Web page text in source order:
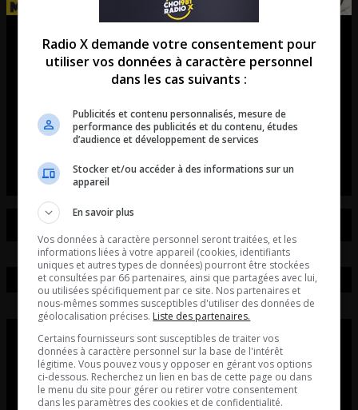
Rodéo MSA | Le FAMEUX
terrassement du bouvillon et bien
La chronique tatoué rodéo avec Danny Boucher et
Radio X demande votre consentement pour
utiliser vos données à caractère personnel
dans les cas suivants :
Publicités et contenu personnalisés, mesure de
performance des publicités et du contenu, études
d’audience et développement de services
Stocker et/ou accéder à des informations sur un
appareil
En savoir plus
Vos données à caractère personnel seront traitées, et les
informations liées à votre appareil (cookies, identifiants
uniques et autres types de données) pourront être stockées
et consultées par 66 partenaires, ainsi que partagées avec lui,
ou utilisées spécifiquement par ce site. Nos partenaires et
nous-mêmes sommes susceptibles d'utiliser des données de
géolocalisation précises. Liste des partenaires.
Certains fournisseurs sont susceptibles de traiter vos
données à caractère personnel sur la base de l'intérêt
légitime. Vous pouvez vous y opposer en gérant vos options
ci-dessous. Recherchez un lien en bas de cette page ou dans
le menu du site pour gérer ou retirer votre consentement
dans les paramètres des cookies et de confidentialité.